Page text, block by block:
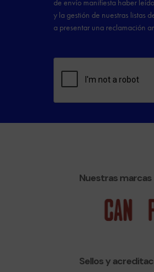
Nuestras marcas
Sellos y